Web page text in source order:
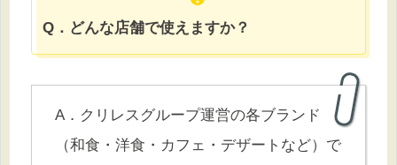
Q．どんな店舗で使えますか？
A．クリレスグループ運営の各ブランド
（和食・洋食・カフェ・デザートなど）で